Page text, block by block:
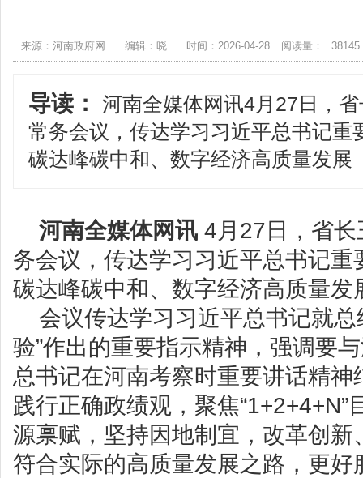
来源：河南政府网 编辑：晓 时间：2026-04-28 阅读量： 38145
导读：
河南全媒体网讯4月27日，
常务会议，传达学习习近平总书记重
碳达峰碳中和、数字经济高质量发展
河南全媒体网讯 4月27日，省
务会议，传达学习习近平总书记
碳达峰碳中和、数字经济高质量发
会议传达学习习近平总书记就
验”作出的重要指示精神，强调要
总书记在河南考察时重要讲话精
践行正确政绩观，聚焦
源禀赋，坚持因地制宜，改革创
符合实际的高质量发展之路，更